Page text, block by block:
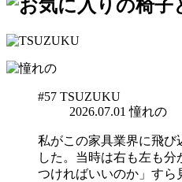
#57 TSUZUKU
2026.07.01 憧れの
私がこの家具業界に飛び
した。当時は右も左も
つければいいのか」すら